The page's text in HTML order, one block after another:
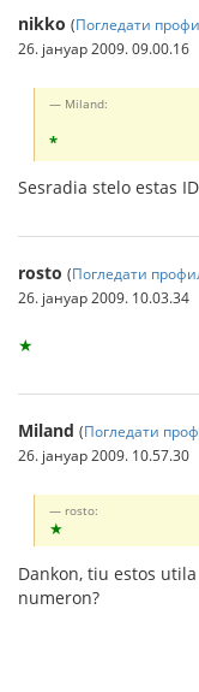
nikko (Погледати
26. јануар 2009. 09.00.16
Miland:
*
Sesradia stelo estas
rosto (Погледати
26. јануар 2009. 10.03.34
★
Miland (Погледати
26. јануар 2009. 10.57.30
rosto:
★
Dankon, tiu estos
numeron?